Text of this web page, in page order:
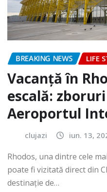
BREAKING NEWS LIFE
Vacanță în
escală:
Aeroportul
clujazi iun. 13,
Rhodos, una dintre cele
poate fi vizitată direct din
destinație de…